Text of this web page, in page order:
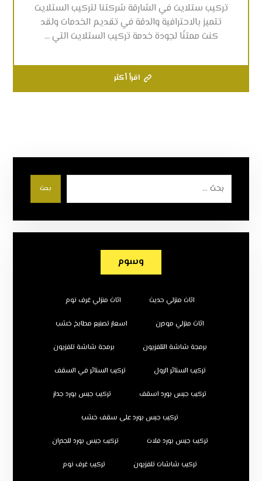
تركيب ستلايت في الشارقة شركتنا لتركيب الستلايت
تتميز بالاحترافية والدقة في تقديم الخدمات ولقد
كنت ممتنًا لجودة خدمة تركيب الستلايت التي ...
اقرأ أكثر
بحث
وسوم
اثاث منزلي حديث اثاث منزلي غرف نوم
اثاث منزلي مودرن اسعار تصنيع مطابخ خشب
برمجة شاشة التلفزيون برمجة شاشة تلفزيون
تركيب الستائر الرول تركيب الستائر في السقف
تركيب جبس بورد اسقف تركيب جبس بورد جدار
تركيب جبس بورد على سقف خشب
تركيب جبس بورد فلات تركيب جبس بورد للجدران
تركيب شاشات تلفزيون تركيب غرف نوم